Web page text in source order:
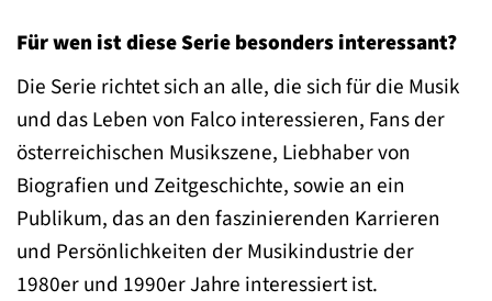
Für wen ist diese Serie besonders interessant?
Die Serie richtet sich an alle, die sich für die Musik
und das Leben von Falco interessieren, Fans der
österreichischen Musikszene, Liebhaber von
Biografien und Zeitgeschichte, sowie an ein
Publikum, das an den faszinierenden Karrieren
und Persönlichkeiten der Musikindustrie der
1980er und 1990er Jahre interessiert ist.